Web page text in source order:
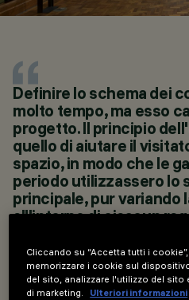
ANNO
2023
PROGETTAZIONE
ARCHITETTONICA
JAMIE FOBERT
ARCHITECTS
PROGETTAZIONE
ILLUMINOTECNICA
STUDIO ZNA
Definire lo schema dei
molto tempo, ma esso
progetto. Il principio
quello di aiutare il
spazio, in modo che le
periodo utilizzassero lo
principale, pur variando
all'interno di ciascun
ispirati al Thorvaldsen
Copenaghen, in
utilizzati colori saturi
Cliccando su “Accetta tutti i
memorizzare i cookie sul
del sito, analizzare l'utilizzo del
di marketing.
Ulteriori informazioni